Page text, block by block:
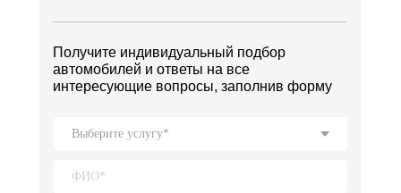
Получите индивидуальный подбор
автомобилей и ответы на все
интересующие вопросы, заполнив форму